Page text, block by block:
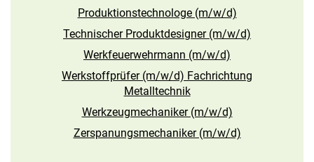
Produktionstechnologe (m/w/d)
Technischer Produktdesigner (m/w/d)
Werkfeuerwehrmann (m/w/d)
Werkstoffprüfer (m/w/d) Fachrichtung
Metalltechnik
Werkzeugmechaniker (m/w/d)
Zerspanungsmechaniker (m/w/d)